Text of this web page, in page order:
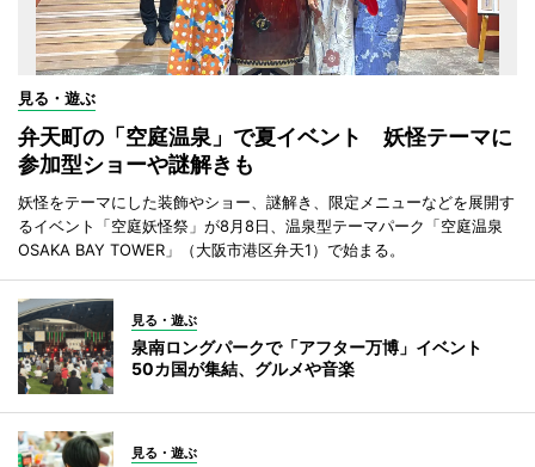
見る・遊ぶ
弁天町の「空庭温泉」で夏イベント 妖怪テーマに
参加型ショーや謎解きも
妖怪をテーマにした装飾やショー、謎解き、限定メニューなどを展開す
るイベント「空庭妖怪祭」が8月8日、温泉型テーマパーク「空庭温泉
OSAKA BAY TOWER」（大阪市港区弁天1）で始まる。
見る・遊ぶ
泉南ロングパークで「アフター万博」イベント
50カ国が集結、グルメや音楽
見る・遊ぶ